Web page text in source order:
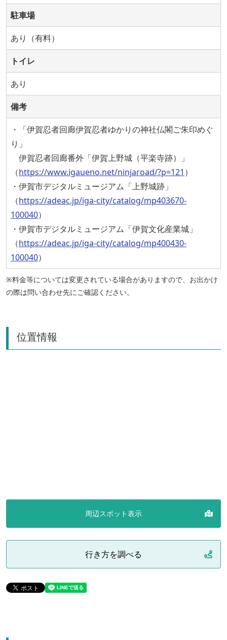
駐車場
あり（有料）
トイレ
あり
備考
・「伊賀忍者回廊伊賀忍者ゆかりの神社仏閣ご朱印めぐ
り」
伊賀忍者回廊番外「伊賀上野城（平楽寺跡）」
（https://www.igaueno.net/ninjaroad/?p=121 ）
・伊賀市デジタルミュージアム「上野城跡」
（https://adeac.jp/iga-city/catalog/mp403670-
100040）
・伊賀市デジタルミュージアム「伊賀文化産業城」
（https://adeac.jp/iga-city/catalog/mp400430-
100040）
※料金等については変更されている場合がありますので、お出かけ
の際は問い合わせ先にご確認ください。
位置情報
周辺スポット表示
行き方を調べる